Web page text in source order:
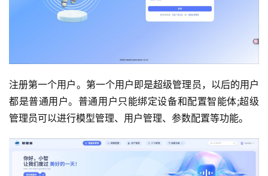
注册第一个用户。第一个用户即是超级管理员，以后的用户
都是普通用户。普通用户只能绑定设备和配置智能体;超级
管理员可以进行模型管理、用户管理、参数配置等功能。